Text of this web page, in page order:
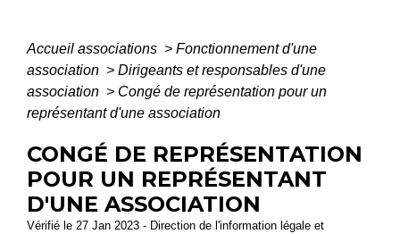
Accueil associations > Fonctionnement d'une
association > Dirigeants et responsables d'une
association > Congé de représentation pour un
représentant d'une association
CONGÉ DE REPRÉSENTATION
POUR UN REPRÉSENTANT
D'UNE ASSOCIATION
Vérifié le 27 Jan 2023 - Direction de l'information légale et